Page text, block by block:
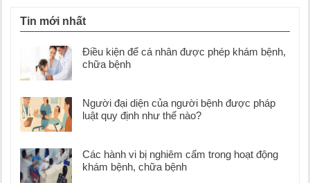
Tin mới nhất
Điều kiện để cá nhân được phép khám bệnh,
chữa bệnh
Người đại diện của người bệnh được pháp
luật quy định như thế nào?
Các hành vi bị nghiêm cấm trong hoạt động
khám bệnh, chữa bệnh